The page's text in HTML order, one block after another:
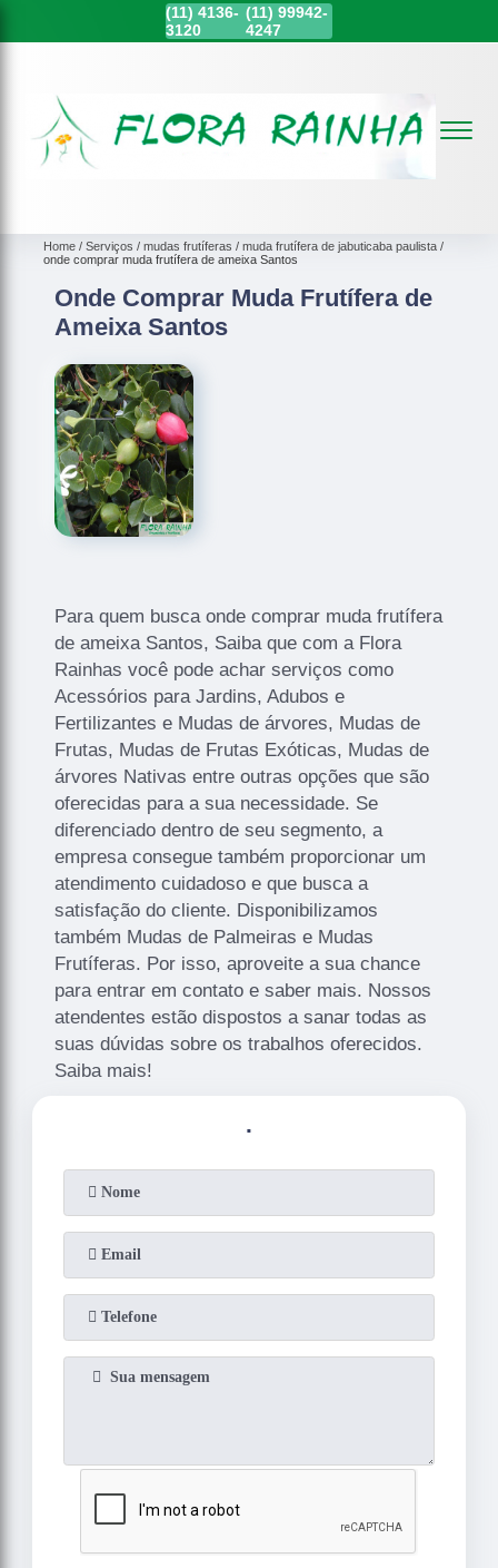
(11) 4136-
3120
(11)99942-
4247
Home Serviços mudas frutíferas
muda frutífera de jabuticaba paulista
onde comprar muda frutífera de ameixa Santos
Onde Comprar Muda Frutífera de
Ameixa Santos
Para quem busca onde comprar muda frutífera
de ameixa Santos, Saiba que com a Flora
Rainhas você pode achar serviços como
Acessórios para Jardins, Adubos e
Fertilizantes e Mudas de árvores, Mudas de
Frutas, Mudas de Frutas Exóticas, Mudas de
árvores Nativas entre outras opções que são
oferecidas para a sua necessidade. Se
diferenciado dentro de seu segmento, a
empresa consegue também proporcionar um
atendimento cuidadoso e que busca a
satisfação do cliente. Disponibilizamos
também Mudas de Palmeiras e Mudas
Frutíferas. Por isso, aproveite a sua chance
para entrar em contato e saber mais. Nossos
atendentes estão dispostos a sanar todas as
suas dúvidas sobre os trabalhos oferecidos.
Saiba mais!
.